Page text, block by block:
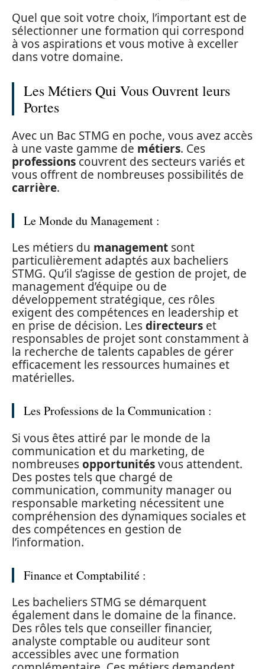
Quel que soit votre choix, l’important est de
sélectionner une formation qui correspond
à vos aspirations et vous motive à exceller
dans votre domaine.
Les Métiers Qui Vous Ouvrent leurs
Portes
Avec un Bac STMG en poche, vous avez accès
à une vaste gamme de métiers. Ces
professions couvrent des secteurs variés et
vous offrent de nombreuses possibilités de
carrière.
Le Monde du Management :
Les métiers du management sont
particulièrement adaptés aux bacheliers
STMG. Qu’il s’agisse de gestion de projet, de
management d’équipe ou de
développement stratégique, ces rôles
exigent des compétences en leadership et
en prise de décision. Lesdirecteurs et
responsables de projet sont constamment à
la recherche de talents capables de gérer
efficacement les ressources humaines et
matérielles.
Les Professions de la Communication :
Si vous êtes attiré par le monde de la
communication et du marketing, de
nombreusesopportunitésvous attendent.
Des postes tels que chargé de
communication, community manager ou
responsable marketing nécessitent une
compréhension des dynamiques sociales et
des compétences en gestion de
l’information.
Finance et Comptabilité :
Les bacheliers STMG se démarquent
également dans le domaine de la finance.
Des rôles tels que conseiller financier,
analyste comptable ou auditeur sont
accessibles avec une formation